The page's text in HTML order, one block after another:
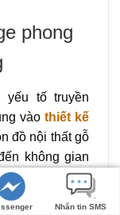
phong
yếu tố truyền
vào thiết kế
đồ nội thất gỗ
không gian
Nhắn tin SMS